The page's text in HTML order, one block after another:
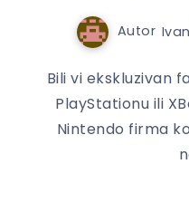
Autor
Bili vi ekskluzivan
PlayStationu ili
Nintendo firma